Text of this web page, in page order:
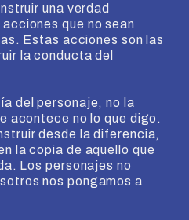
una verdad
que no sean
Estas acciones son las
la conducta del
del personaje, no la
acontece no lo que digo.
desde la diferencia,
la copia de aquello que
Los personajes no
nos pongamos a